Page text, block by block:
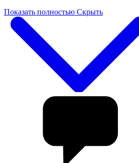
Показать полностью Скрыть